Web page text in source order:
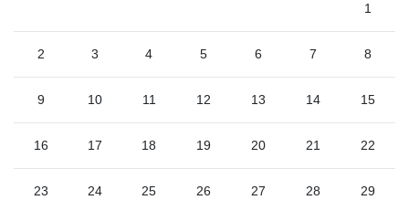
1
2 3 4 5 6 7 8
9 10 11 12 13 14 15
16 17 18 19 20 21 22
23 24 25 26 27 28 29